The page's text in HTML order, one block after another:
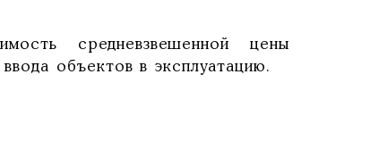
средневзвешенной цены
объектов в эксплуатацию.